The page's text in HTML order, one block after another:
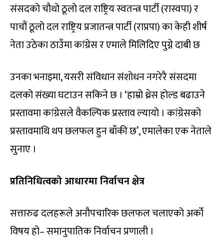
संसदको चौथो ठूलो दल राष्ट्रिय स्वतन्त्र पार्टी (रास्वपा) र
पाचौं ठूलो दल राष्ट्रिय प्रजातन्त्र पार्टी (राप्रपा) का केही शीर्ष
नेता उठेका ठाउँमा कांग्रेस र एमाले मिलिदिए पुग्ने दाबी छ
उनका भनाइमा, यसरी संविधान संशोधन नगरेरै संसदमा
दलको संख्या घटाउन सकिने छ । ‘हाम्रो थ्रेस होल्ड बढाउने
प्रस्तावमा कांग्रेसले वैकल्पिक प्रस्ताव ल्यायो । कांग्रेसको
प्रस्तावमाथि थप छलफल हुन बाँकी छ’, एमालेका एक नेताले
सुनाए ।
प्रतिनिधित्वको आधारमा निर्वाचन क्षेत्र
सत्तारुढ दलहरूले अनौपचारिक छलफल चलाएको अर्को
विषय हो– समानुपातिक निर्वाचन प्रणाली ।